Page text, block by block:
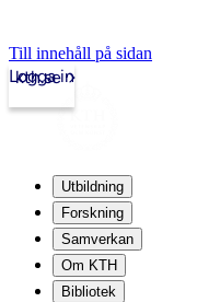
Till innehåll på sidan
kth.se
Logga in
Utbildning
Forskning
Samverkan
Om KTH
Bibliotek